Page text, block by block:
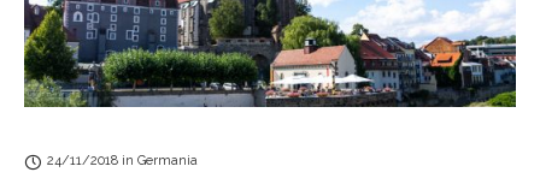
24/11/2018 in Germania